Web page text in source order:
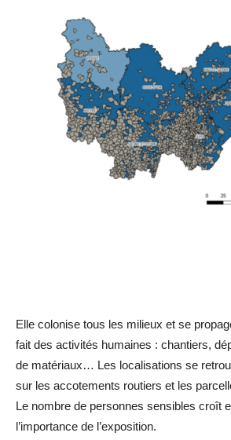
Elle colonise tous les milieux et se
fait des activités humaines : chantiers,
de matériaux… Les localisations se
sur les accotements routiers et les
Le nombre de personnes sensibles croît
l’importance de l’exposition.